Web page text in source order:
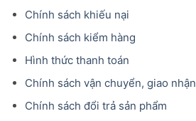
Chính sách khiếu nại
Chính sách kiểm hàng
Hình thức thanh toán
Chính sách vận chuyển, giao nhận
Chính sách đổi trả sản phẩm